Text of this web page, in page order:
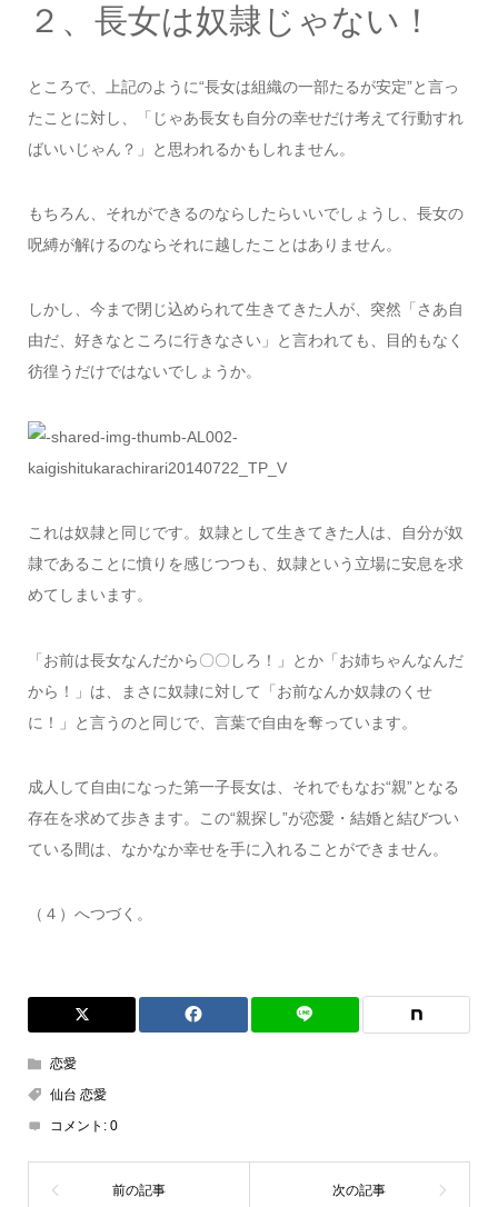
２、長女は奴隷じゃない！
ところで、上記のように“長女は組織の一部たるが安定”と言っ
たことに対し、「じゃあ長女も自分の幸せだけ考えて行動すれ
ばいいじゃん？」と思われるかもしれません。
もちろん、それができるのならしたらいいでしょうし、長女の
呪縛が解けるのならそれに越したことはありません。
しかし、今まで閉じ込められて生きてきた人が、突然「さあ自
由だ、好きなところに行きなさい」と言われても、目的もなく
彷徨うだけではないでしょうか。
これは奴隷と同じです。奴隷として生きてきた人は、自分が奴
隷であることに憤りを感じつつも、奴隷という立場に安息を求
めてしまいます。
「お前は長女なんだから〇〇しろ！」とか「お姉ちゃんなんだ
から！」は、まさに奴隷に対して「お前なんか奴隷のくせ
に！」と言うのと同じで、言葉で自由を奪っています。
成人して自由になった第一子長女は、それでもなお“親”となる
存在を求めて歩きます。この“親探し”が恋愛・結婚と結びつい
ている間は、なかなか幸せを手に入れることができません。
（４）へつづく。
恋愛
仙台 恋愛
コメント: 0